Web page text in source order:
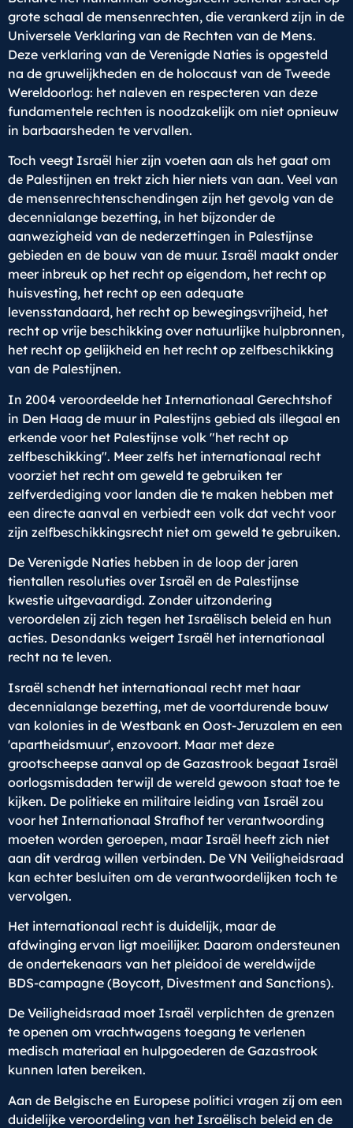
grote schaal de mensenrechten, die verankerd zijn in de
Universele Verklaring van de Rechten van de Mens.
Deze verklaring van de Verenigde Naties is opgesteld
na de gruwelijkheden en de holocaust van de Tweede
Wereldoorlog: het naleven en respecteren van deze
fundamentele rechten is noodzakelijk om niet opnieuw
in barbaarsheden te vervallen.
Toch veegt Israël hier zijn voeten aan als het gaat om
de Palestijnen en trekt zich hier niets van aan. Veel van
de mensenrechtenschendingen zijn het gevolg van de
decennialange bezetting, in het bijzonder de
aanwezigheid van de nederzettingen in Palestijnse
gebieden en de bouw van de muur. Israël maakt onder
meer inbreuk op het recht op eigendom, het recht op
huisvesting, het recht op een adequate
levensstandaard, het recht op bewegingsvrijheid, het
recht op vrije beschikking over natuurlijke hulpbronnen,
het recht op gelijkheid en het recht op zelfbeschikking
van de Palestijnen.
In 2004 veroordeelde het Internationaal Gerechtshof
in Den Haag de muur in Palestijns gebied als illegaal en
erkende voor het Palestijnse volk "het recht op
zelfbeschikking". Meer zelfs het internationaal recht
voorziet het recht om geweld te gebruiken ter
zelfverdediging voor landen die te maken hebben met
een directe aanval en verbiedt een volk dat vecht voor
zijn zelfbeschikkingsrecht niet om geweld te gebruiken.
De Verenigde Naties hebben in de loop der jaren
tientallen resoluties over Israël en de Palestijnse
kwestie uitgevaardigd. Zonder uitzondering
veroordelen zij zich tegen het Israëlisch beleid en hun
acties. Desondanks weigert Israël het internationaal
recht na te leven.
Israël schendt het internationaal recht met haar
decennialange bezetting, met de voortdurende bouw
van kolonies in de Westbank en Oost-Jeruzalem en een
'apartheidsmuur', enzovoort. Maar met deze
grootscheepse aanval op de Gazastrook begaat Israël
oorlogsmisdaden terwijl de wereld gewoon staat toe te
kijken. De politieke en militaire leiding van Israël zou
voor het Internationaal Strafhof ter verantwoording
moeten worden geroepen, maar Israël heeft zich niet
aan dit verdrag willen verbinden. De VN Veiligheidsraad
kan echter besluiten om de verantwoordelijken toch te
vervolgen.
Het internationaal recht is duidelijk, maar de
afdwinging ervan ligt moeilijker. Daarom ondersteunen
de ondertekenaars van het pleidooi de wereldwijde
BDS-campagne (Boycott, Divestment and Sanctions).
De Veiligheidsraad moet Israël verplichten de grenzen
te openen om vrachtwagens toegang te verlenen
medisch materiaal en hulpgoederen de Gazastrook
kunnen laten bereiken.
Aan de Belgische en Europese politici vragen zij om een
duidelijke veroordeling van het Israëlisch beleid en de